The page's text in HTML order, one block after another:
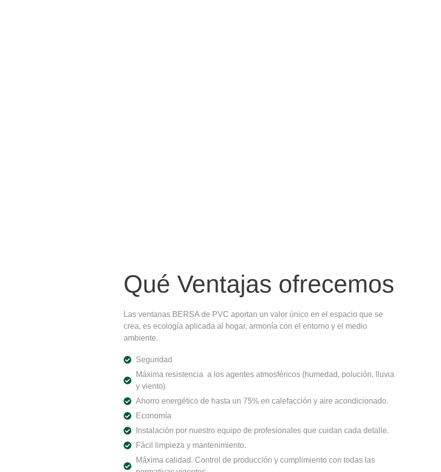
Qué Ventajas ofrecemos
Las ventanas BERSA de PVC aportan un valor único en el espacio que se
crea, es ecología aplicada al hogar, armonía con el entorno y el medio
ambiente.
Seguridad
Máxima resistencia a los agentes atmosféricos (humedad, polución, lluvia
y viento)
Ahorro energético de hasta un 75% en calefacción y aire acondicionado.
Economía
Instalación por nuestro equipo de profesionales que cuidan cada detalle.
Fácil limpieza y mantenimiento.
Máxima calidad. Control de producción y cumplimiento con todas las